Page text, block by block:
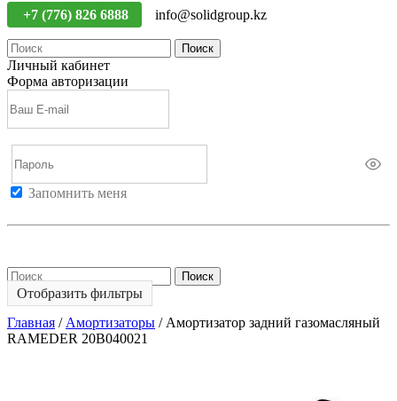
+7 (776) 826 6888 info@solidgroup.kz
Поиск
Личный кабинет
Форма авторизации
Запомнить меня
Поиск
Отобразить фильтры
Главная / Амортизаторы / Амортизатор задний газомасляный
RAMEDER 20B040021